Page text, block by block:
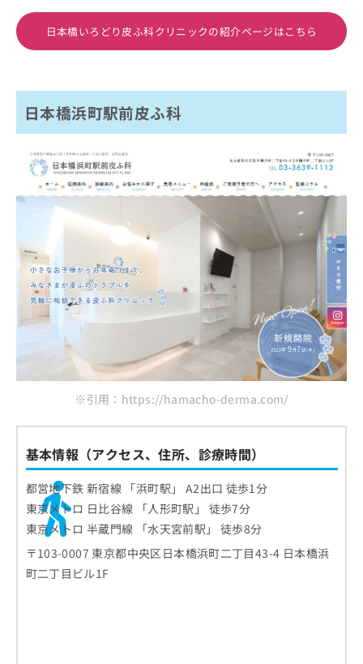
日本橋いろどり皮ふ科クリニックの紹介ページはこちら
日本橋浜町駅前皮ふ科
※引用：https://hamacho-derma.com/
基本情報（アクセス、住所、診療時間）
都営地下鉄 新宿線 「浜町駅」 A2出口 徒歩1分
東京メトロ 日比谷線 「人形町駅」 徒歩7分
東京メトロ 半蔵門線 「水天宮前駅」 徒歩8分
〒103-0007 東京都中央区日本橋浜町二丁目43-4 日本橋浜
町二丁目ビル1F